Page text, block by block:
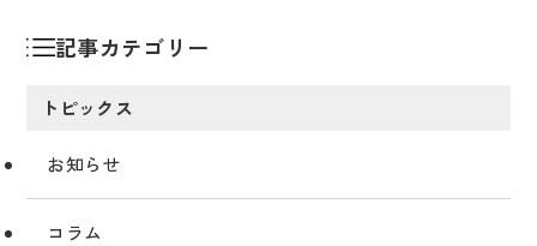
記事カテゴリー
トピックス
お知らせ
コラム